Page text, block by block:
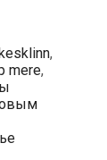
,
mere,